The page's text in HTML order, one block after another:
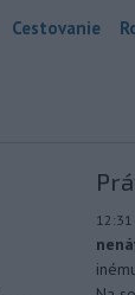
Cestovanie
12:31